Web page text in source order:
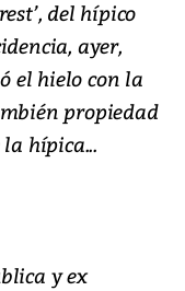
del hípico
ayer,
el hielo con la
propiedad
la hípica...
y ex